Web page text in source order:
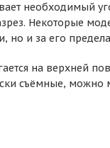
необходимый
Некоторые
но и за его
на верхней
съёмные, можно